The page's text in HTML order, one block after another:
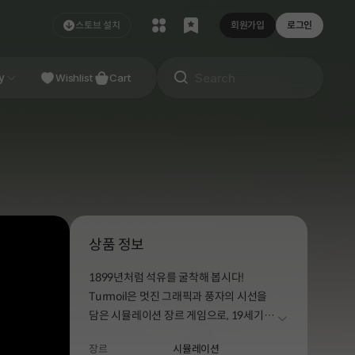
스토브 설치 회원가입 로그인
Studio
Wishlist Cart
상품 정보
1899년처럼 석유를 굴착해 봅시다!
Turmoil은 멋진 그래픽과 풍자의 시선을
담은 시뮬레이션 장르 게임으로, 19세기
더보기
장르 시뮬레이션